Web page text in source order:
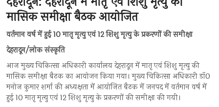
मासिक समीक्षा बैठक आयोजित
वर्तमान वर्ष में हुई 10 मातृ मृत्यु एवं 12 शिशु मृत्यु के प्रकरणों की समीक्षा
देहरादून/लोक संस्कृति
आज मुख्य चिकित्सा अधिकारी कार्यालय देहरादून में मातृ एवं शिशु मृत्यु की
मासिक समीक्षा बैठक का आयोजन किया गया। मुख्य चिकित्सा अधिकारी डॉ0
मनोज कुमार शर्मा की अध्यक्षता में आयोजित बैठक में जनपद में वर्तमान वर्ष में
हुई 10 मातृ मृत्यु एवं 12 शिशु मृत्यु के प्रकरणों की समीक्षा की गयी।